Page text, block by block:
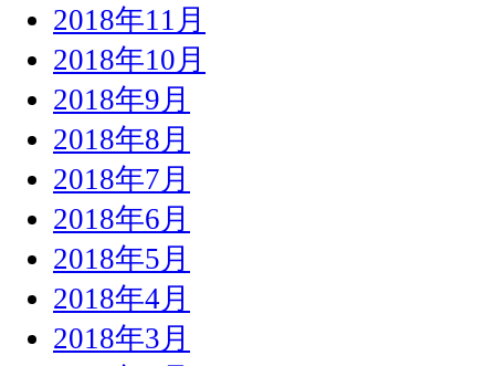
2018年11月
2018年10月
2018年9月
2018年8月
2018年7月
2018年6月
2018年5月
2018年4月
2018年3月